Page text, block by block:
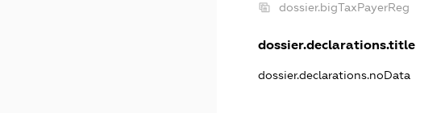
dossier.bigTaxPayerReg
dossier.declarations.title
dossier.declarations.noData